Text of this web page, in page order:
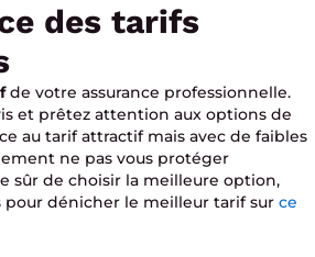
des tarifs
de votre assurance professionnelle.
et prêtez attention aux options de
au tarif attractif mais avec de faibles
ne pas vous protéger
sûr de choisir la meilleure option,
pour dénicher le meilleur tarif sur ce